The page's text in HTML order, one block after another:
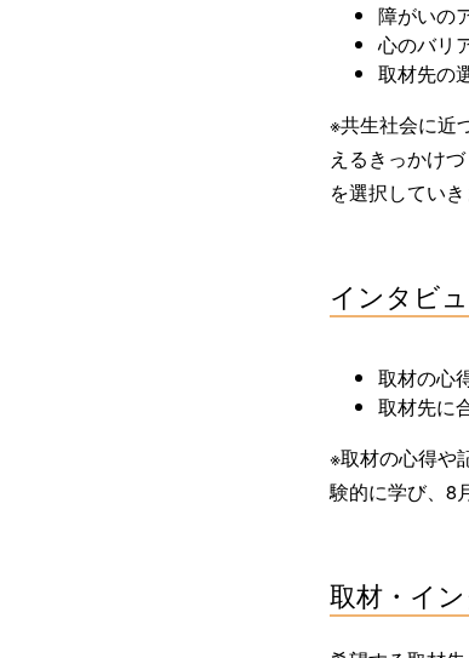
障がいの
心のバリ
取材先の
※共生社会に近
えるきっかけ
を選択していき
インタビ
取材の心
取材先に
※取材の心得や
験的に学び、8
取材・イ